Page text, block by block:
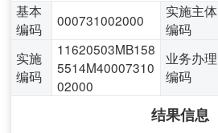
基本
编码
000731002000
实施主体
编码
实施
编码
11620503MB158
5514M40007310
02000
业务办理
编码
结果信息